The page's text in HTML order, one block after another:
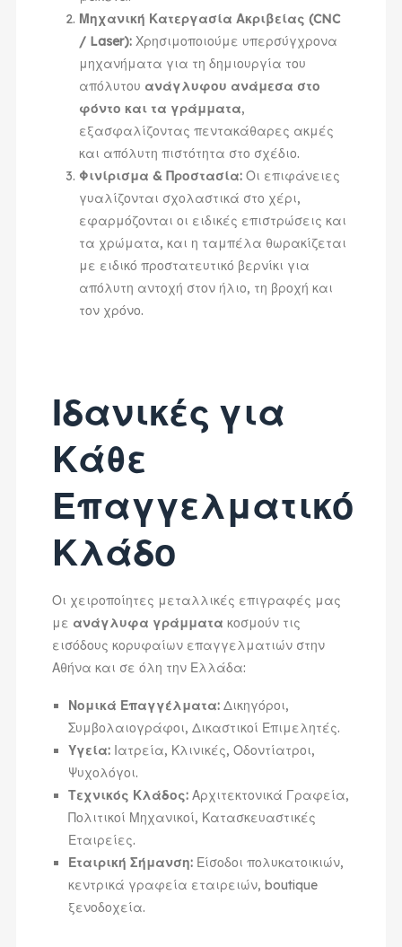
Μηχανική Κατεργασία Ακριβείας (CNC
/ Laser):Χρησιμοποιούμε υπερσύγχρονα
μηχανήματα για τη δημιουργία του
απόλυτου ανάγλυφου ανάμεσα στο
φόντο και τα γράμματα,
εξασφαλίζοντας πεντακάθαρες ακμές
και απόλυτη πιστότητα στο σχέδιο.
Φινίρισμα & Προστασία:Οι επιφάνειες
γυαλίζονται σχολαστικά στο χέρι,
εφαρμόζονται οι ειδικές επιστρώσεις και
τα χρώματα, και η ταμπέλα θωρακίζεται
με ειδικό προστατευτικό βερνίκι για
απόλυτη αντοχή στον ήλιο, τη βροχή και
τον χρόνο.
Ιδανικές για
Κάθε
Επαγγελματικό
Κλάδο
Οι χειροποίητες μεταλλικές επιγραφές μας
με ανάγλυφα γράμματα κοσμούν τις
εισόδους κορυφαίων επαγγελματιών στην
Αθήνα και σε όλη την Ελλάδα:
Νομικά Επαγγέλματα:Δικηγόροι,
Συμβολαιογράφοι, Δικαστικοί Επιμελητές.
Υγεία:Ιατρεία, Κλινικές, Οδοντίατροι,
Ψυχολόγοι.
Τεχνικός Κλάδος:Αρχιτεκτονικά Γραφεία,
Πολιτικοί Μηχανικοί, Κατασκευαστικές
Εταιρείες.
Εταιρική Σήμανση:Είσοδοι πολυκατοικιών,
κεντρικά γραφεία εταιρειών, boutique
ξενοδοχεία.